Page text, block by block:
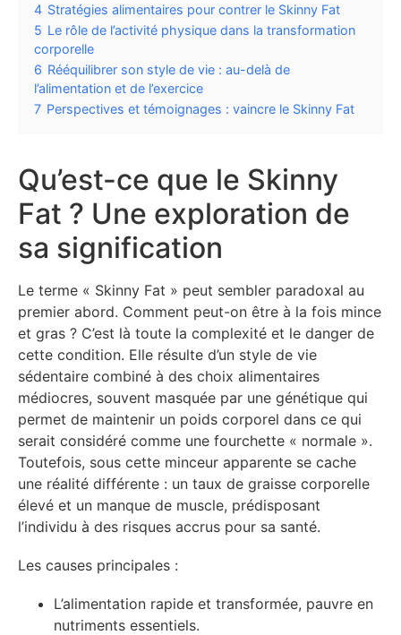
4 Stratégies alimentaires pour contrer le Skinny Fat
5 Le rôle de l’activité physique dans la transformation
corporelle
6 Rééquilibrer son style de vie : au-delà de
l’alimentation et de l’exercice
7 Perspectives et témoignages : vaincre le Skinny Fat
Qu’est-ce que le Skinny
Fat ? Une exploration de
sa signification
Le terme « Skinny Fat » peut sembler paradoxal au
premier abord. Comment peut-on être à la fois mince
et gras ? C’est là toute la complexité et le danger de
cette condition. Elle résulte d’un style de vie
sédentaire combiné à des choix alimentaires
médiocres, souvent masquée par une génétique qui
permet de maintenir un poids corporel dans ce qui
serait considéré comme une fourchette « normale ».
Toutefois, sous cette minceur apparente se cache
une réalité différente : un taux de graisse corporelle
élevé et un manque de muscle, prédisposant
l’individu à des risques accrus pour sa santé.
Les causes principales :
L’alimentation rapide et transformée, pauvre en
nutriments essentiels.